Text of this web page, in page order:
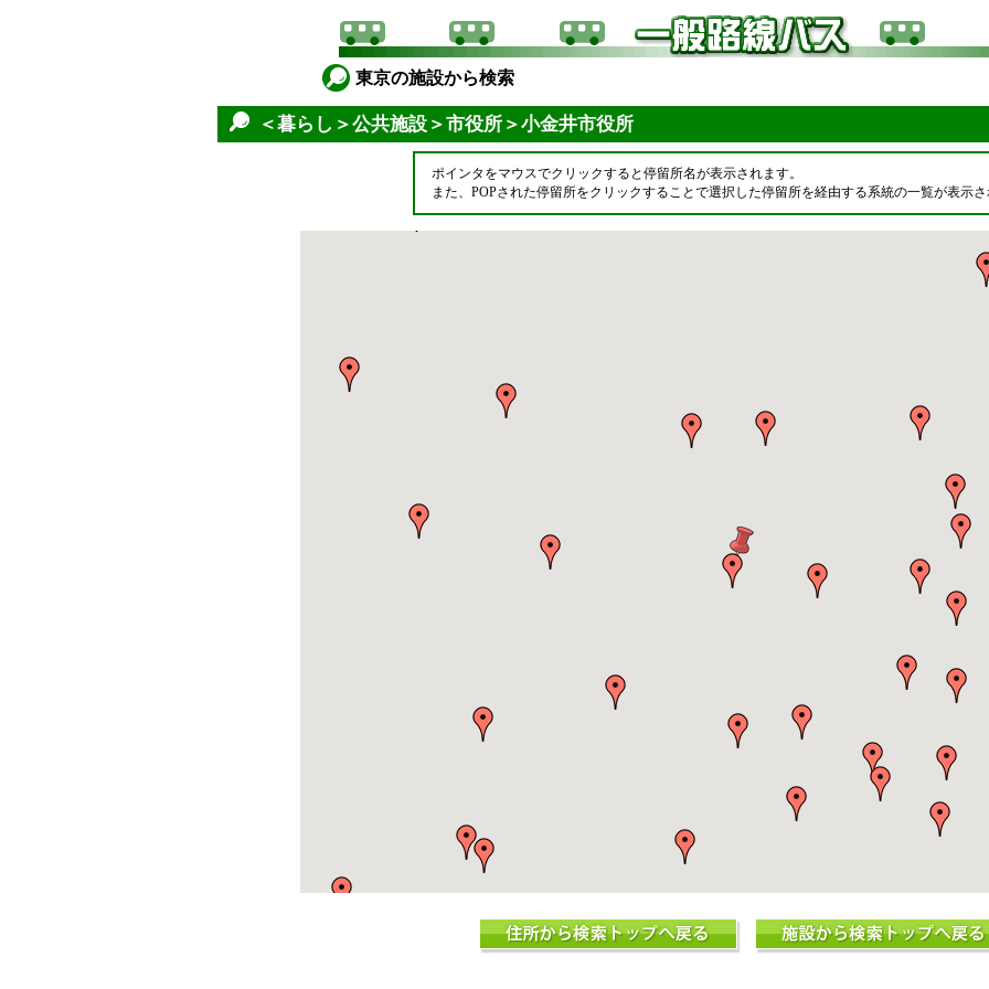
東京の施設から検索
＜暮らし＞公共施設＞市役所＞小金井市役所
ポインタをマウスでクリックすると停留所名が表示されます。
また、POPされた停留所をクリックすることで選択した停留所を経由する系統の一覧が表示